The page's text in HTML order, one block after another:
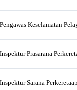
Pengawas Keselamatan
Inspektur Prasarana
Inspektur Sarana